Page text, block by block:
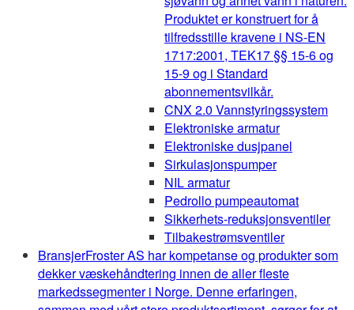
Produktet er konstruert for å
tilfredsstille kravene i NS-EN
1717:2001, TEK17 §§ 15-6 og
15-9 og i Standard
abonnementsvilkår.
CNX 2.0 Vannstyringssystem
Elektroniske armatur
Elektroniske dusjpanel
Sirkulasjonspumper
NIL armatur
Pedrollo pumpeautomat
Sikkerhets-reduksjonsventiler
Tilbakestrømsventiler
BransjerFroster AS har kompetanse og produkter som
dekker væskehåndtering innen de aller fleste
markedssegmenter i Norge. Denne erfaringen,